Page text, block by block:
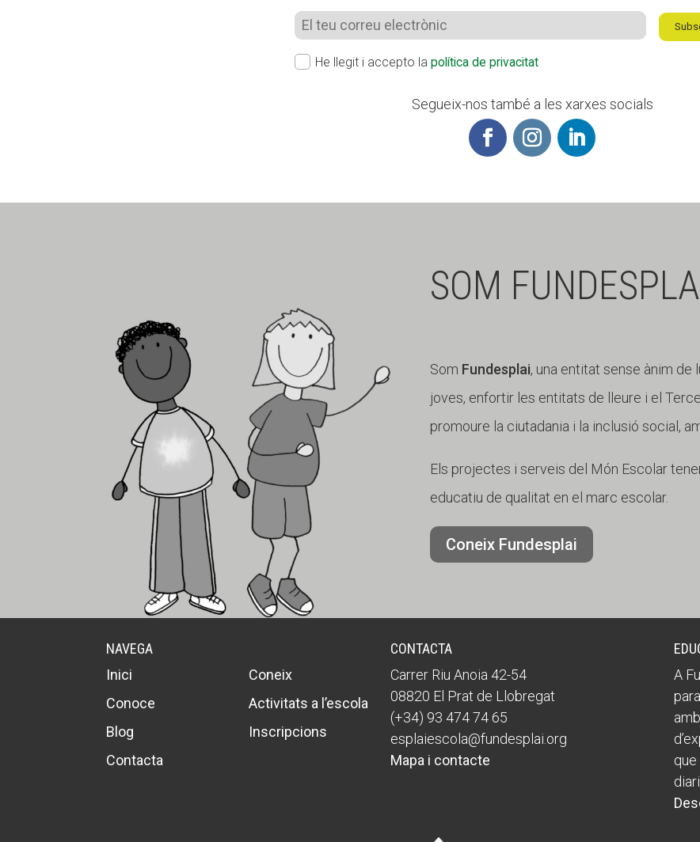
He llegit i accepto la política de privacitat
Segueix-nos també a les xarxes socials
SOM
Som Fundesplai, una entitat sense ànim
joves, enfortir les entitats de lleure i el
promoure la ciutadania i la inclusió social,
Els projectes i serveis del Món Escolar
educatiu de qualitat en el marc escolar.
Coneix Fundesplai
NAVEGA
Inici
Coneix
Conoce
Activitats a l’escola
Blog
Inscripcions
Contacta
CONTACTA
Carrer Riu Anoia 42-54
08820 El Prat de Llobregat
(+34) 93 474 74 65
esplaiescola@fundesplai.org
Mapa i contacte
A
que